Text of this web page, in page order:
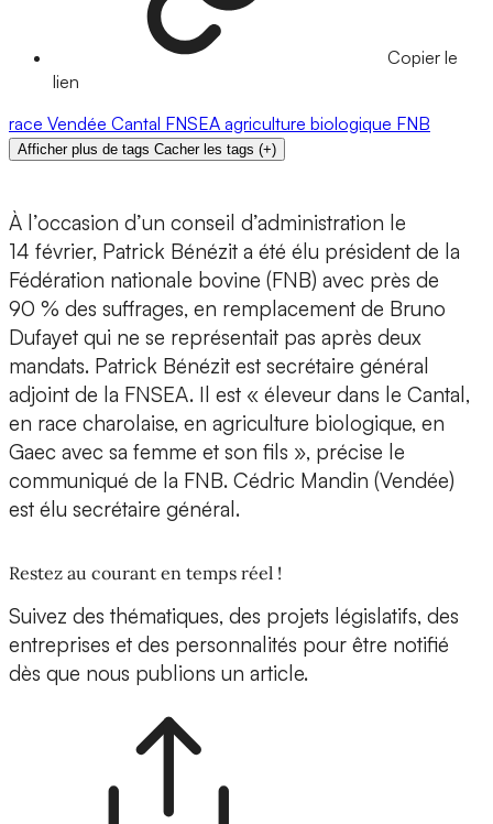
Copier le
lien
race Vendée Cantal FNSEA agriculture biologique FNB
Afficher plus de tags Cacher les tags (+)
À l’occasion d’un conseil d’administration le
14 février, Patrick Bénézit a été élu président de la
Fédération nationale bovine (FNB) avec près de
90 % des suffrages, en remplacement de Bruno
Dufayet qui ne se représentait pas après deux
mandats. Patrick Bénézit est secrétaire général
adjoint de la FNSEA. Il est « éleveur dans le Cantal,
en race charolaise, en agriculture biologique, en
Gaec avec sa femme et son fils », précise le
communiqué de la FNB. Cédric Mandin (Vendée)
est élu secrétaire général.
Restez au courant en temps réel !
Suivez des thématiques, des projets législatifs, des
entreprises et des personnalités pour être notifié
dès que nous publions un article.